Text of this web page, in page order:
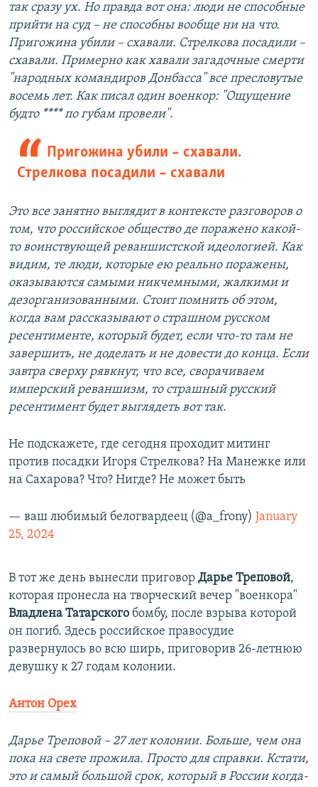
так сразу ух. Но правда вот она: люди не способные
прийти на суд – не способны вообще ни на что.
Пригожина убили – схавали. Стрелкова посадили –
схавали. Примерно как хавали загадочные смерти
"народных командиров Донбасса" все пресловутые
восемь лет. Как писал один военкор: "Ощущение
будто **** по губам провели".
Пригожина убили – схавали.
Стрелкова посадили – схавали
Это все занятно выглядит в контексте разговоров о
том, что российское общество де поражено какой-
то воинствующей реваншистской идеологией. Как
видим, те люди, которые ею реально поражены,
оказываются самыми никчемными, жалкими и
дезорганизованными. Стоит помнить об этом,
когда вам рассказывают о страшном русском
ресентименте, который будет, если что-то там не
завершить, не доделать и не довести до конца. Если
завтра сверху рявкнут, что все, сворачиваем
имперский реваншизм, то страшный русский
ресентимент будет выглядеть вот так.
Не подскажете, где сегодня проходит митинг
против посадки Игоря Стрелкова? На Манежке или
на Сахарова? Что? Нигде? Не может быть
— ваш любимый белогвардеец (@a_frony) January
25, 2024
В тот же день вынесли приговор Дарье Треповой,
которая пронесла на творческий вечер "военкора"
Владлена Татарского бомбу, после взрыва которой
он погиб. Здесь российское правосудие
развернулось во всю ширь, приговорив 26-летнюю
девушку к 27 годам колонии.
Антон Орех
Дарье Треповой – 27 лет колонии. Больше, чем она
пока на свете прожила. Просто для справки. Кстати,
это и самый большой срок, который в России когда-